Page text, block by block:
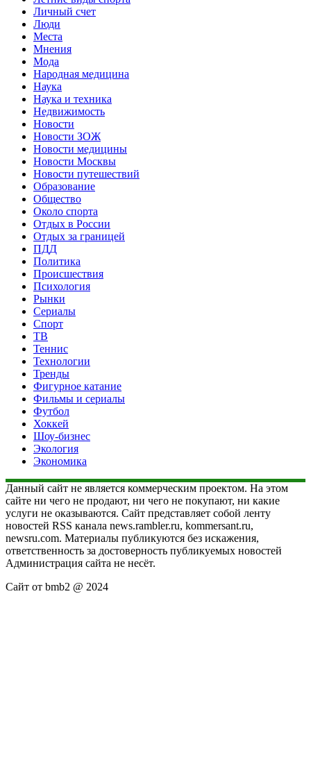
Личный счет
Люди
Места
Мнения
Мода
Народная медицина
Наука
Наука и техника
Недвижимость
Новости
Новости ЗОЖ
Новости медицины
Новости Москвы
Новости путешествий
Образование
Общество
Около спорта
Отдых в России
Отдых за границей
ПДД
Политика
Происшествия
Психология
Рынки
Сериалы
Спорт
ТВ
Теннис
Технологии
Тренды
Фигурное катание
Фильмы и сериалы
Футбол
Хоккей
Шоу-бизнес
Экология
Экономика
Данный сайт не является коммерческим проектом. На этом
сайте ни чего не продают, ни чего не покупают, ни какие
услуги не оказываются. Сайт представляет собой ленту
новостей RSS канала news.rambler.ru, kommersant.ru,
newsru.com. Материалы публикуются без искажения,
ответственность за достоверность публикуемых новостей
Администрация сайта не несёт.
Сайт от bmb2 @ 2024